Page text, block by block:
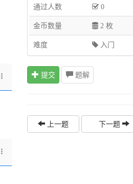
通过人数 0
金币数量 2 枚
难度 入门
提交 题解
上一题 下一题